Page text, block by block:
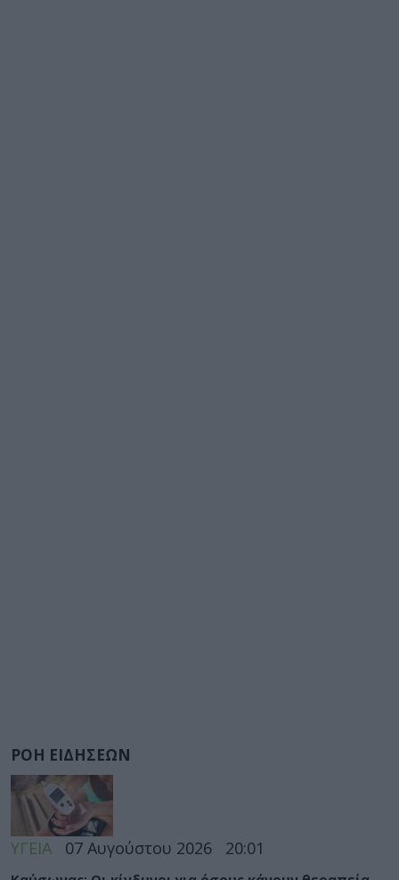
ΡΟΗ ΕΙΔΗΣΕΩΝ
ΥΓΕΙΑ 07 Αυγούστου 2026 20:01